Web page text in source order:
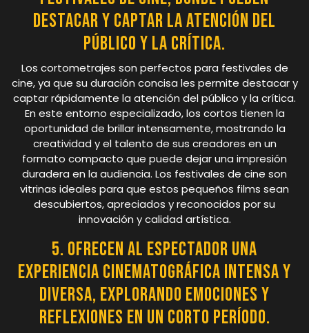
destacar y captar la atención del
público y la crítica.
Los cortometrajes son perfectos para festivales de
cine, ya que su duración concisa les permite destacar y
captar rápidamente la atención del público y la crítica.
En este entorno especializado, los cortos tienen la
oportunidad de brillar intensamente, mostrando la
creatividad y el talento de sus creadores en un
formato compacto que puede dejar una impresión
duradera en la audiencia. Los festivales de cine son
vitrinas ideales para que estos pequeños films sean
descubiertos, apreciados y reconocidos por su
innovación y calidad artística.
5. Ofrecen al espectador una
experiencia cinematográfica intensa y
diversa, explorando emociones y
reflexiones en un corto período.